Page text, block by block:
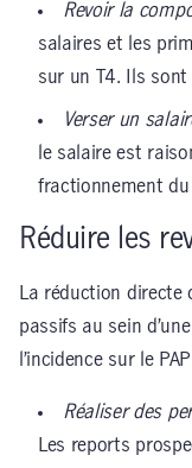
Revoir la
salaires et les
sur un T4. Ils sont
Verser un
le salaire est
fractionnement
Réduire les
La réduction directe
passifs au sein
l’incidence sur le
Réaliser des
Les reports